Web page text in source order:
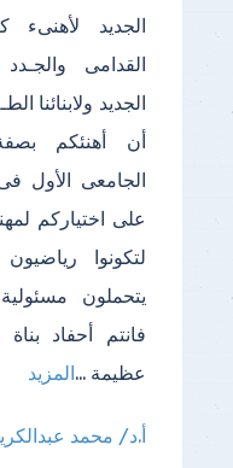
الجديد
القدامى
الجديد ولابنائنا
أن أهنئكم
الجامعى الأول
على اختياركم
لتكونوا
يتحملون
فانتم أحفاد
عظيمة ...المزيد
أ.د/ محمد